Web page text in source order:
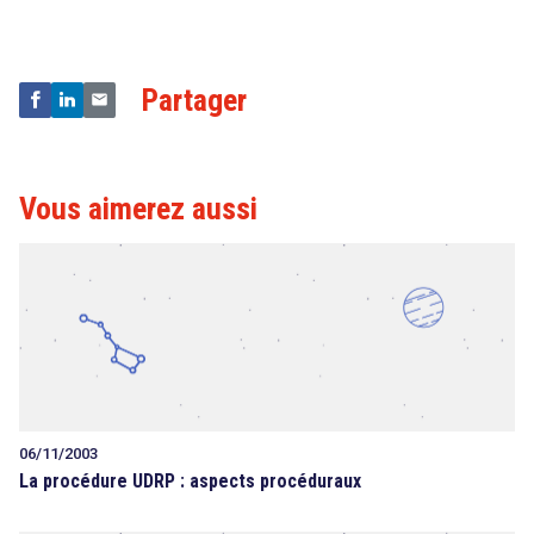
Partager
Vous aimerez aussi
06/11/2003
La procédure UDRP : aspects procéduraux